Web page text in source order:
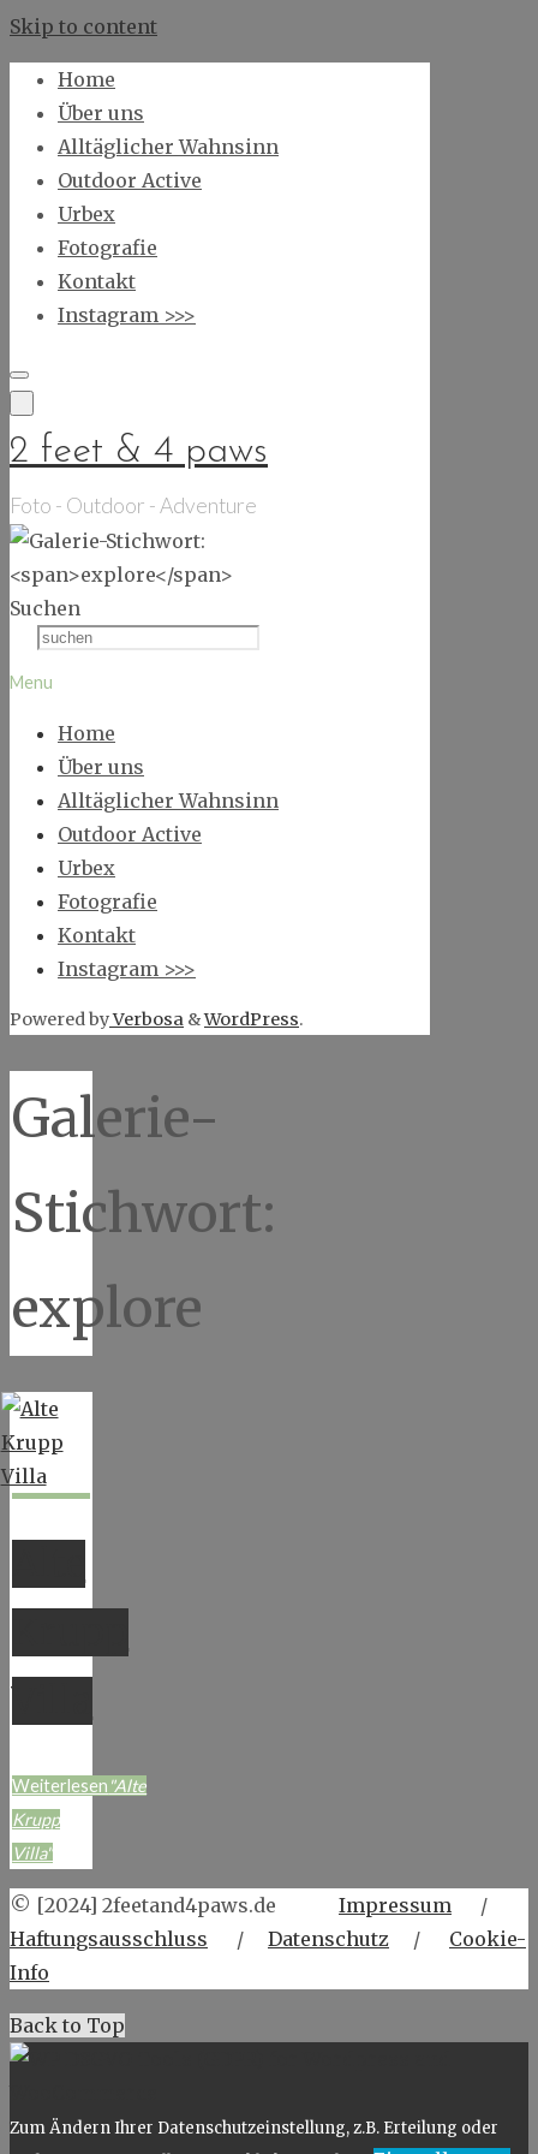
Skip to content
Home
Über uns
Alltäglicher Wahnsinn
Outdoor Active
Urbex
Fotografie
Kontakt
Instagram >>>
2 feet & 4 paws
Foto - Outdoor - Adventure
Suchen
Menu
Home
Über uns
Alltäglicher Wahnsinn
Outdoor Active
Urbex
Fotografie
Kontakt
Instagram >>>
Powered byVerbosa &WordPress.
Galerie-
Stichwort:
explore
Weiterlesen "Alte
Krupp
Villa"
© [2024] 2feetand4paws.de Impressum /
Haftungsausschluss / Datenschutz / Cookie-
Info
Back to Top
Zum Ändern Ihrer Datenschutzeinstellung, z.B. Erteilung oder